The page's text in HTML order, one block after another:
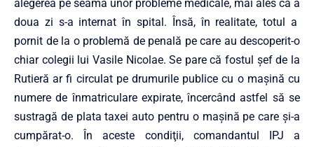
alegerea pe seama unor probleme medicale, mai ales că a
doua zi s-a internat în spital. Însă, în realitate, totul a
pornit de la o problemă de penală pe care au descoperit-o
chiar colegii lui Vasile Nicolae. Se pare că fostul şef de la
Rutieră ar fi circulat pe drumurile publice cu o maşină cu
numere de înmatriculare expirate, încercând astfel să se
sustragă de plata taxei auto pentru o maşină pe care şi-a
cumpărat-o. În aceste condiţii, comandantul IPJ a